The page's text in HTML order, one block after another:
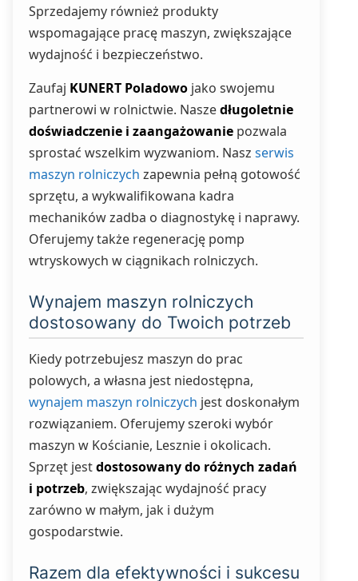
Sprzedajemy również produkty
wspomagające pracę maszyn, zwiększające
wydajność i bezpieczeństwo.
Zaufaj KUNERT Poladowo jako swojemu
partnerowi w rolnictwie. Naszedługoletnie
doświadczenie i zaangażowanie pozwala
sprostać wszelkim wyzwaniom. Nasz serwis
maszyn rolniczych zapewnia pełną gotowość
sprzętu, a wykwalifikowana kadra
mechaników zadba o diagnostykę i naprawy.
Oferujemy także regenerację pomp
wtryskowych w ciągnikach rolniczych.
Wynajem maszyn rolniczych
dostosowany do Twoich potrzeb
Kiedy potrzebujesz maszyn do prac
polowych, a własna jest niedostępna,
wynajem maszyn rolniczych jest doskonałym
rozwiązaniem. Oferujemy szeroki wybór
maszyn w Kościanie, Lesznie i okolicach.
Sprzęt jestdostosowany do różnych zadań
i potrzeb, zwiększając wydajność pracy
zarówno w małym, jak i dużym
gospodarstwie.
Razem dla efektywności i sukcesu